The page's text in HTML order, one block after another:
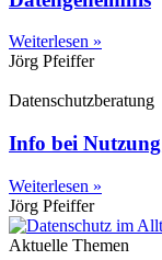
Weiterlesen »
Jörg Pfeiffer
Datenschutzberatung
Info bei
Weiterlesen »
Jörg Pfeiffer
Aktuelle Themen